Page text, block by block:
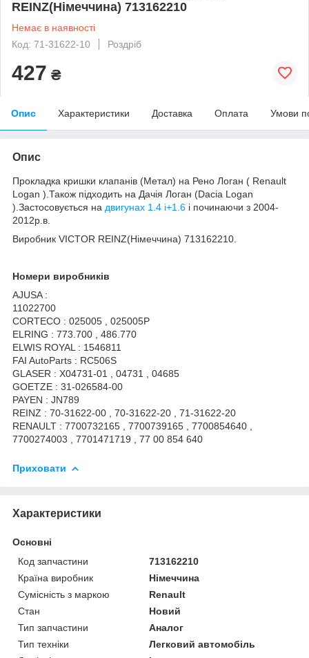
REINZ(Німеччина) 713162210
Немає в наявності
Код: 71-31622-10
Роздріб
427 ₴
Опис Характеристики Доставка Оплата Умови
Опис
Прокладка кришки клапанів (Метал) на Рено Логан ( Renault
Logan ).Також підходить на Дачія Логан (Dacia Logan
).Застосовується на двигунах 1.4 i+1.6 i починаючи з 2004-
2012р.в.
Виробник VICTOR REINZ(Німеччина) 713162210.
Номери виробників
AJUSA :
11022700
CORTECO : 025005 , 025005P
ELRING : 773.700 , 486.770
ELWIS ROYAL : 1546811
FAI AutoParts : RC506S
GLASER : X04731-01 , 04731 , 04685
GOETZE : 31-026584-00
PAYEN : JN789
REINZ : 70-31622-00 , 70-31622-20 , 71-31622-20
RENAULT : 7700732165 , 7700739165 , 7700854640 ,
7700274003 , 7701471719 , 77 00 854 640
Приховати
Характеристики
Основні
Код запчастини
713162210
Країна виробник
Німеччина
Сумісність з маркою
Renault
Стан
Новий
Тип запчастини
Аналог
Тип техніки
Легковий автомобіль